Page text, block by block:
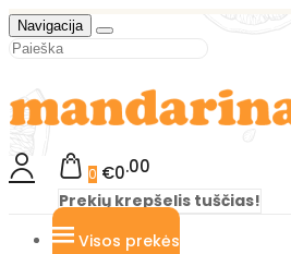
Navigacija
0 €0 00
Prekių krepšelis tuščias!
Visos prekės